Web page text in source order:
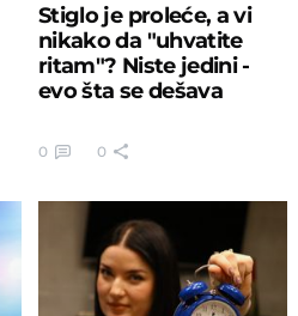
Stiglo je proleće, a vi
nikako da "uhvatite
ritam"? Niste jedini -
evo šta se dešava
0 0